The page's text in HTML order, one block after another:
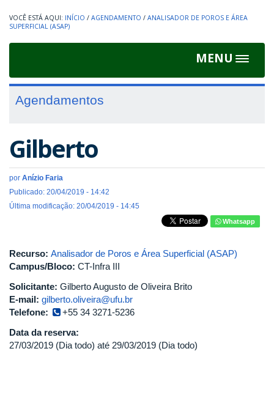
INÍCIO / AGENDAMENTO / ANALISADOR DE POROS E ÁREA
SUPERFICIAL (ASAP)
MENU
Toggle
Agendamentos
Gilberto
por Anízio Faria
Publicado: 20/04/2019 - 14:42
Última modificação: 20/04/2019 - 14:45
Whatsapp
Recurso: Analisador de Poros e Área Superficial (ASAP)
Campus/Bloco: CT-Infra III
Solicitante: Gilberto Augusto de Oliveira Brito
E-mail: gilberto.oliveira@ufu.br
Telefone:
+55 34 3271-5236
Data da reserva:
27/03/2019 (Dia todo) até 29/03/2019 (Dia todo)